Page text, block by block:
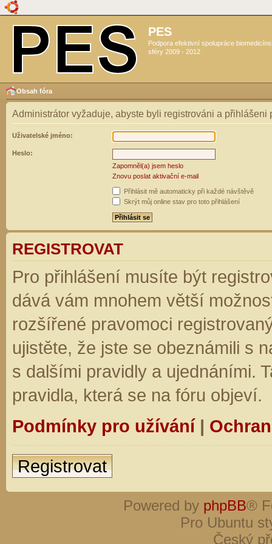
PES
Podpora efektivní spolupráce
sféry 2009 - 2012
Obsah fóra
Administrátor vyžaduje, abyste byli registrováni a přihlášeni
Uživatelské jméno:
Heslo:
Zapomněl(a) jsem heslo
Znovu poslat aktivační e-mail
Přihlásit mě automaticky při každé návštěvě
Skrýt můj online stav pro toto přihlášení
REGISTROVAT
Pro přihlášení musíte být
dává vám mnohem větší
rozšířené pravomoci
ujistěte, že jste se obeznámili s
s dalšími pravidly a ujednáními.
pravidla, která se na fóru objeví.
Podmínky pro užívání|
Registrovat
Powered by phpBB®
Pro Ubuntu
Český